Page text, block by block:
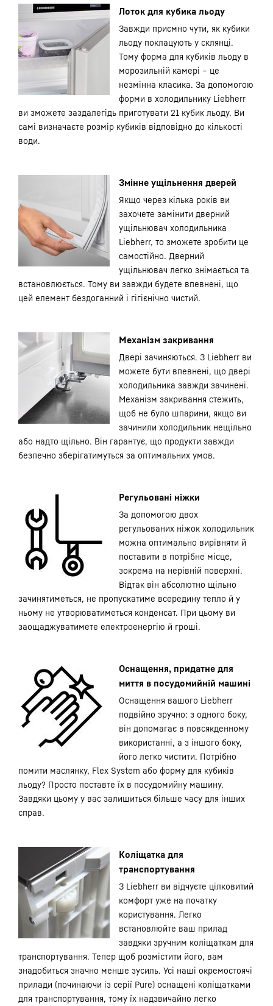
Лоток для кубика льоду
Завжди приємно чути, як кубики
льоду поклацують у склянці.
Тому форма для кубиків льоду в
морозильній камері – це
незмінна класика. За допомогою
форми в холодильнику Liebherr
ви зможете заздалегідь приготувати 21 кубик льоду. Ви
самі визначаєте розмір кубиків відповідно до кількості
води.
Змінне ущільнення дверей
Якщо через кілька років ви
захочете замінити дверний
ущільнювач холодильника
Liebherr, то зможете зробити це
самостійно. Дверний
ущільнювач легко знімається та
встановлюється. Тому ви завжди будете впевнені, що
цей елемент бездоганний і гігієнічно чистий.
Механізм закривання
Двері зачиняються. З Liebherr ви
можете бути впевнені, що двері
холодильника завжди зачинені.
Механізм закривання стежить,
щоб не було шпарини, якщо ви
зачинили холодильник нещільно
або надто щільно. Він гарантує, що продукти завжди
безпечно зберігатимуться за оптимальних умов.
Регульовані ніжки
За допомогою двох
регульованих ніжок холодильник
можна оптимально вирівняти й
поставити в потрібне місце,
зокрема на нерівній поверхні.
Відтак він абсолютно щільно
зачинятиметься, не пропускатиме всередину тепло й у
ньому не утворюватиметься конденсат. При цьому ви
заощаджуватимете електроенергію й гроші.
Оснащення, придатне для
миття в посудомийній машині
Оснащення вашого Liebherr
подвійно зручно: з одного боку,
він допомагає в повсякденному
використанні, а з іншого боку,
його легко чистити. Потрібно
помити маслянку, Flex System або форму для кубиків
льоду? Просто поставте їх в посудомийну машину.
Завдяки цьому у вас залишиться більше часу для інших
справ.
Коліщатка для
транспортування
З Liebherr ви відчуєте цілковитий
комфорт уже на початку
користування. Легко
встановлюйте ваш прилад
завдяки зручним коліщаткам для
транспортування. Тепер щоб розмістити його, вам
знадобиться значно менше зусиль. Усі наші окремостоячі
прилади (починаючи із серії Pure) оснащені коліщатками
для транспортування, тому їх надзвичайно легко